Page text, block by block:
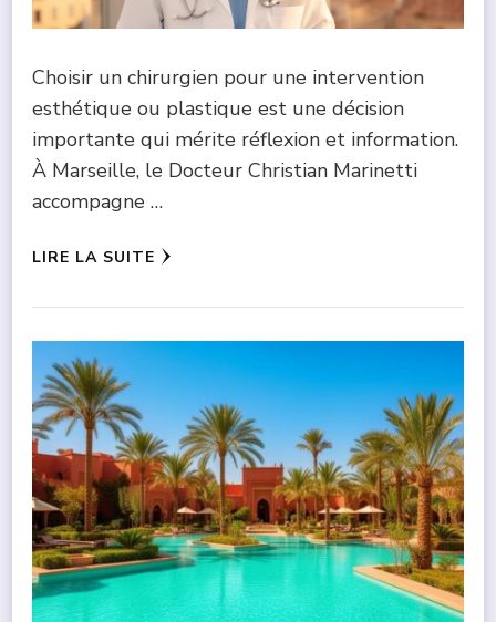
Choisir un chirurgien pour une intervention
esthétique ou plastique est une décision
importante qui mérite réflexion et information.
À Marseille, le Docteur Christian Marinetti
accompagne …
LIRE LA SUITE